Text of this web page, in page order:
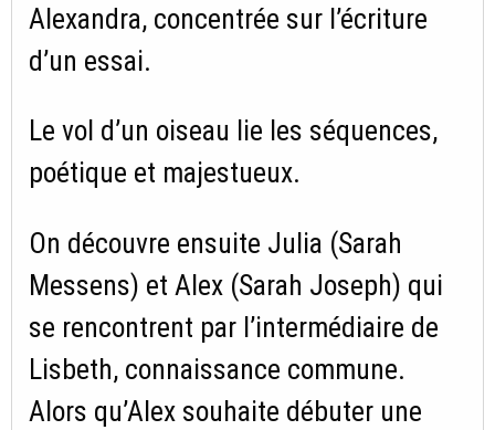
Alexandra, concentrée sur l’écriture
d’un essai.
Le vol d’un oiseau lie les séquences,
poétique et majestueux.
On découvre ensuite Julia (Sarah
Messens) et Alex (Sarah Joseph) qui
se rencontrent par l’intermédiaire de
Lisbeth, connaissance commune.
Alors qu’Alex souhaite débuter une